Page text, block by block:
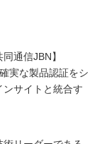
通信JBN】
実な製品認証をシ
ンサイトと統合す